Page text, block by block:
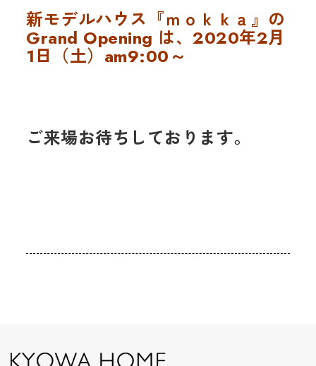
新モデルハウス『ｍｏｋｋａ』の
Grand Opening は、2020年2月
1日（土）am9:00～
ご来場お待ちしております。